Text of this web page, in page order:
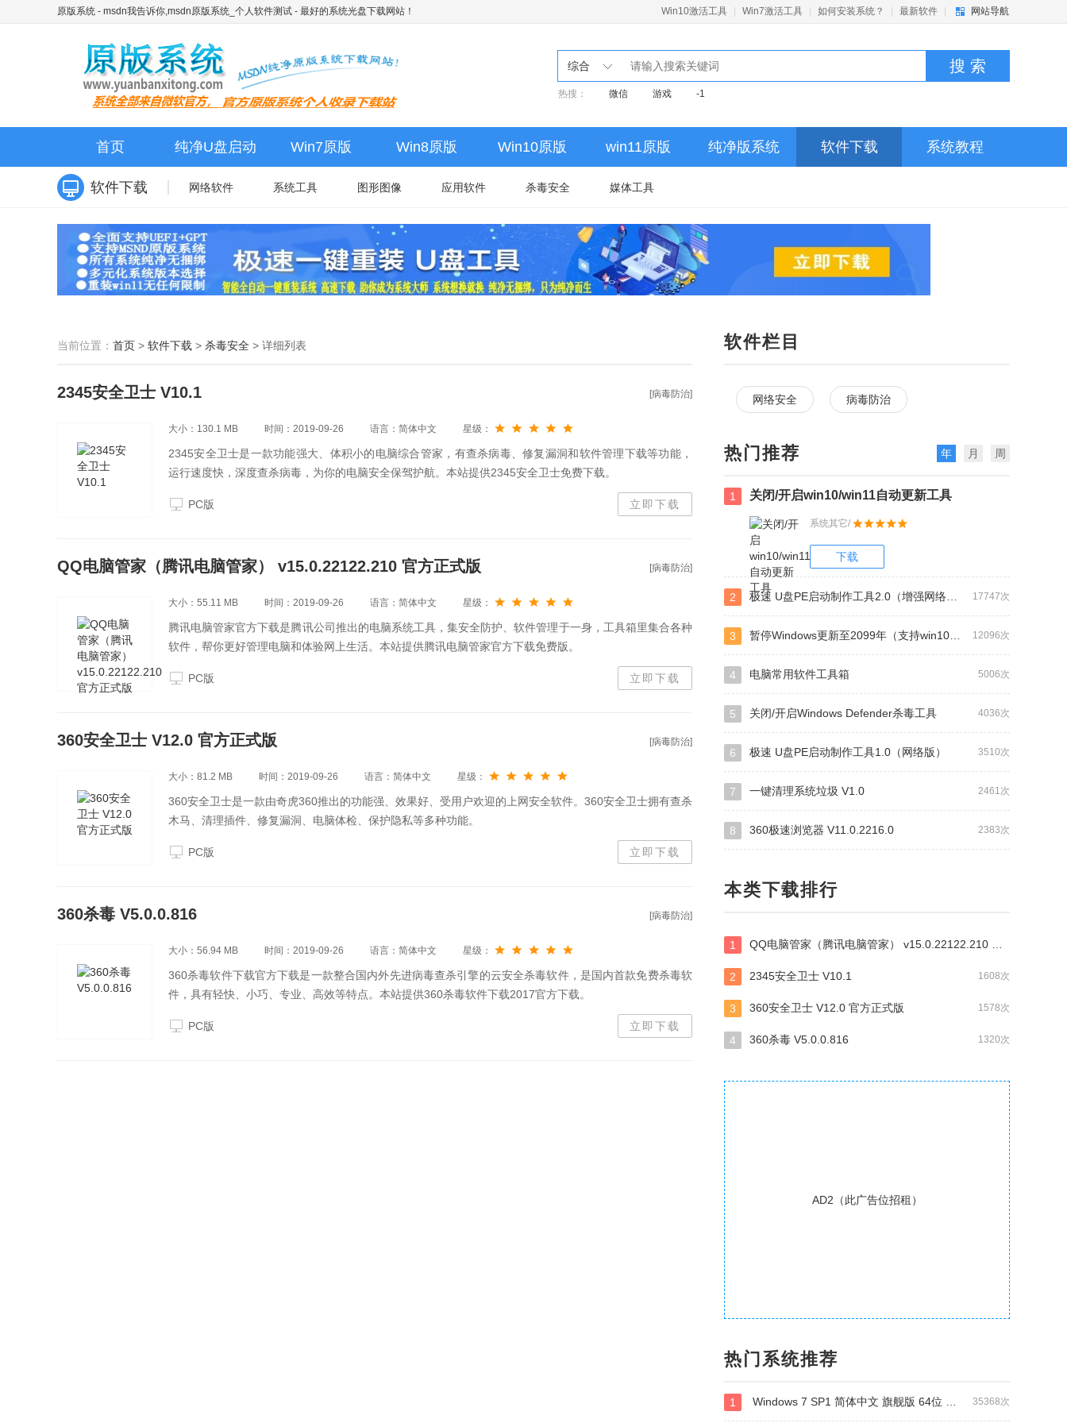
原版系统 - msdn我告诉你,msdn原版系统_个人软件测试 - 最好的系统光盘下载网站！ Win10激活工具 Win7激活工具 如何安装系统？ 最新软件 网站导航
综合 搜 索
热搜： 微信 游戏 -1
首页 纯净U盘启动 Win7原版 Win8原版 Win10原版 win11原版 纯净版系统 软件下载 系统教程
软件下载 网络软件 系统工具 图形图像 应用软件 杀毒安全 媒体工具
当前位置： 首页 > 软件下载 > 杀毒安全 > 详细列表
[病毒防治]
2345安全卫士 V10.1
大小：130.1 MB 时间：2019-09-26 语言：简体中文 星级：
2345安全卫士是一款功能强大、体积小的电脑综合管家，有查杀病毒、修复漏洞和软件管理下载等功能，
运行速度快，深度查杀病毒，为你的电脑安全保驾护航。本站提供2345安全卫士免费下载。
PC版 立即下载
[病毒防治]
QQ电脑管家（腾讯电脑管家） v15.0.22122.210 官方正式版
大小：55.11 MB 时间：2019-09-26 语言：简体中文 星级：
腾讯电脑管家官方下载是腾讯公司推出的电脑系统工具，集安全防护、软件管理于一身，工具箱里集合各种
软件，帮你更好管理电脑和体验网上生活。本站提供腾讯电脑管家官方下载免费版。
PC版 立即下载
[病毒防治]
360安全卫士 V12.0 官方正式版
大小：81.2 MB 时间：2019-09-26 语言：简体中文 星级：
360安全卫士是一款由奇虎360推出的功能强、效果好、受用户欢迎的上网安全软件。360安全卫士拥有查杀
木马、清理插件、修复漏洞、电脑体检、保护隐私等多种功能。
PC版 立即下载
[病毒防治]
360杀毒 V5.0.0.816
大小：56.94 MB 时间：2019-09-26 语言：简体中文 星级：
360杀毒软件下载官方下载是一款整合国内外先进病毒查杀引擎的云安全杀毒软件，是国内首款免费杀毒软
件，具有轻快、小巧、专业、高效等特点。本站提供360杀毒软件下载2017官方下载。
PC版 立即下载
软件栏目
网络安全 病毒防治
热门推荐 年 月 周
1 关闭/开启win10/win11自动更新工具
系统其它/
下载
17747次
2 极速 U盘PE启动制作工具2.0（增强网络版）
12096次
3 暂停Windows更新至2099年（支持win10及更高系统）
5006次
4 电脑常用软件工具箱
4036次
5 关闭/开启Windows Defender杀毒工具
3510次
6 极速 U盘PE启动制作工具1.0（网络版）
2461次
7 一键清理系统垃圾 V1.0
2383次
8 360极速浏览器 V11.0.2216.0
本类下载排行
1 QQ电脑管家（腾讯电脑管家） v15.0.22122.210 官方正式版
1608次
2 2345安全卫士 V10.1
1578次
3 360安全卫士 V12.0 官方正式版
1320次
4 360杀毒 V5.0.0.816
AD2（此广告位招租）
热门系统推荐
35368次
1 Windows 7 SP1 简体中文 旗舰版 64位 官方原版系统ISO